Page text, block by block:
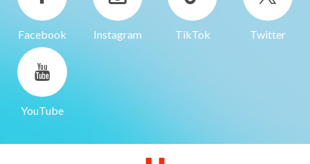
Facebook Instagram TikTok Twitter
YouTube